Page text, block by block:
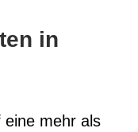
in
eine mehr als